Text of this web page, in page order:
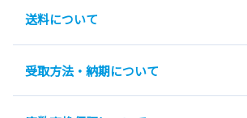
送料について
受取方法・納期について